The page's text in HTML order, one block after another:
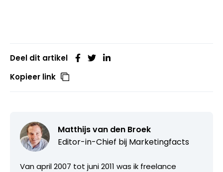
Deel dit artikel
Kopieer link
Matthijs van den Broek
Editor-in-Chief bij Marketingfacts
Van april 2007 tot juni 2011 was ik freelance